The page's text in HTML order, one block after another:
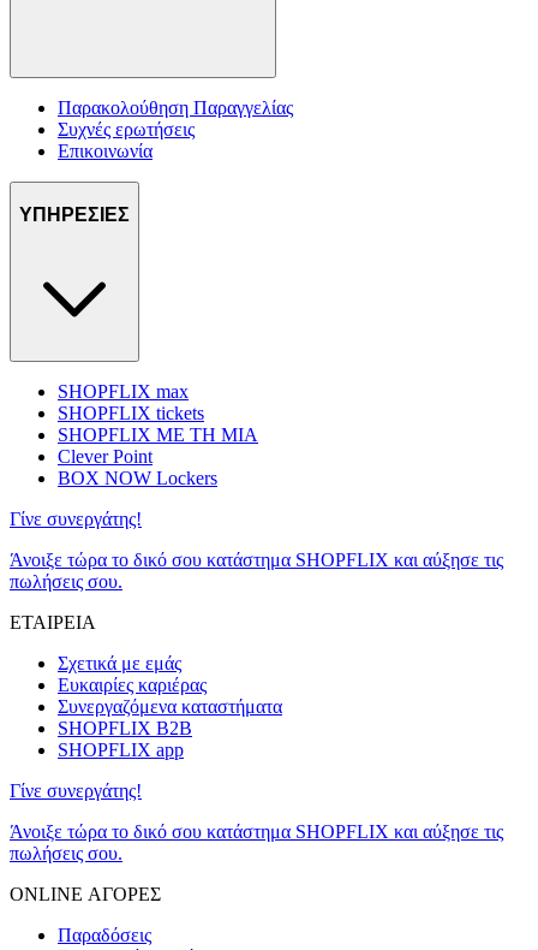
Παρακολούθηση Παραγγελίας
Συχνές ερωτήσεις
Επικοινωνία
ΥΠΗΡΕΣΙΕΣ
SHOPFLIX max
SHOPFLIX tickets
SHOPFLIX ΜΕ ΤΗ ΜΙΑ
Clever Point
BOX NOW Lockers
Γίνε συνεργάτης!
Άνοιξε τώρα το δικό σου κατάστημα SHOPFLIX και αύξησε τις
πωλήσεις σου.
ΕΤΑΙΡΕΙΑ
Σχετικά με εμάς
Ευκαιρίες καριέρας
Συνεργαζόμενα καταστήματα
SHOPFLIX B2B
SHOPFLIX app
Γίνε συνεργάτης!
Άνοιξε τώρα το δικό σου κατάστημα SHOPFLIX και αύξησε τις
πωλήσεις σου.
ONLINE ΑΓΟΡΕΣ
Παραδόσεις